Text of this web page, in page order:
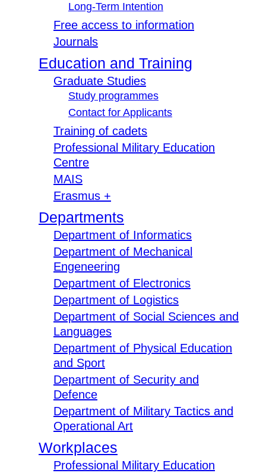
Long-Term Intention
Free access to information
Journals
Education and Training
Graduate Studies
Study programmes
Contact for Applicants
Training of cadets
Professional Military Education
Centre
MAIS
Erasmus +
Departments
Department of Informatics
Department of Mechanical
Engeneering
Department of Electronics
Department of Logistics
Department of Social Sciences and
Languages
Department of Physical Education
and Sport
Department of Security and
Defence
Department of Military Tactics and
Operational Art
Workplaces
Professional Military Education